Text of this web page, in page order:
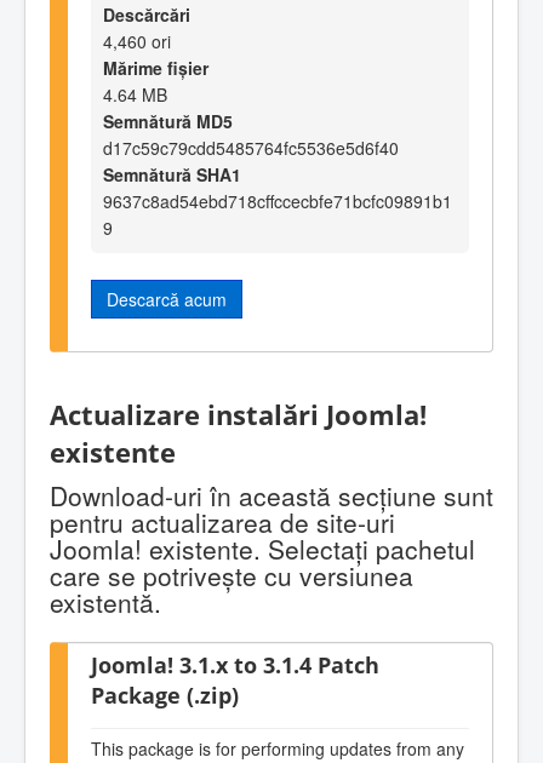
Descărcări
4,460 ori
Mărime fișier
4.64 MB
Semnătură MD5
d17c59c79cdd5485764fc5536e5d6f40
Semnătură SHA1
9637c8ad54ebd718cffccecbfe71bcfc09891b1
9
Descarcă acum
Actualizare instalări Joomla!
existente
Download-uri în această secţiune sunt
pentru actualizarea de site-uri
Joomla! existente. Selectaţi pachetul
care se potriveşte cu versiunea
existentă.
Joomla! 3.1.x to 3.1.4 Patch
Package (.zip)
This package is for performing updates from any